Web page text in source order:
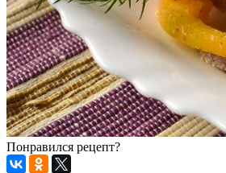
Понравился рецепт?